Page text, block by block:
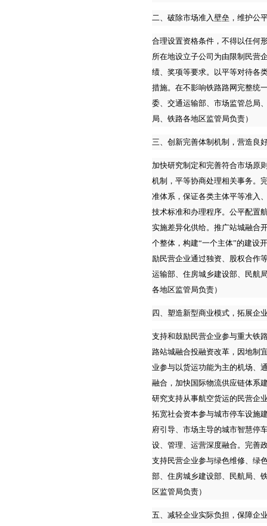
二、破除市场准入壁垒，维护公
合理设置资格条件，不得以任何
所在地设立子公司为由限制民营
绩、奖项等要求。以平等对待各
措施。在不影响铁路路网完整统
委、交通运输部、市场监管总局
局、铁路各地区监管局负责）
三、创新完善体制机制，营造良
加快研究制定和完善符合市场原
机制，平等协商处理相关事务。
准体系，保证各类主体平等准入
技术标准和办理程序。公平配置
实施差异化供给。推广站城融合
个整体，构建“一个主体”的建设
励民营企业通过独资、股权合作
运输部、住房城乡建设部、民航
各地区监管局负责）
四、塑造新型商业模式，拓展企
支持和鼓励民营企业参与重大铁
路站城融合投融资改革，因地制
业参与以货运功能为主的机场、
融合，加快国际物流供应链体系
研究支持从事航空货运的民营企
拓宽社会资本参与城市停车设施
府引导、市场主导的城市智慧停
设、管理、运营深度融合。完善
支持民营企业参与绿色维修、绿
部、住房城乡建设部、民航局、
区监管局负责）
五、减轻企业实际负担，保障企